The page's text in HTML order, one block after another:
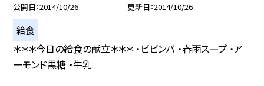
公開日 2014/10/26 更新日 2014/10/26
給食
＊＊＊今日の給食の献立＊＊＊ ・ビビンバ ・春雨スープ ・ア
ーモンド黒糖 ・牛乳